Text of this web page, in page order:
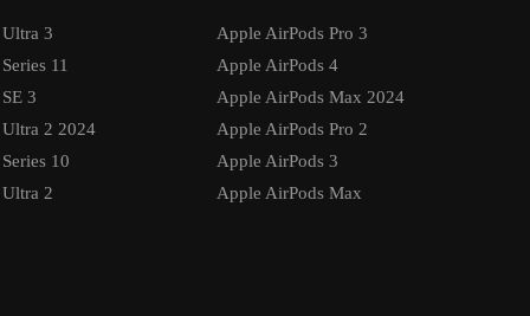
3
11
3
2 2024
10
2
Apple AirPods Pro 3
Apple AirPods 4
Apple AirPods Max 2024
Apple AirPods Pro 2
Apple AirPods 3
Apple AirPods Max